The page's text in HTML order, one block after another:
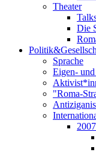
Theater
Die
Sprache
Eigen-
"Roma-